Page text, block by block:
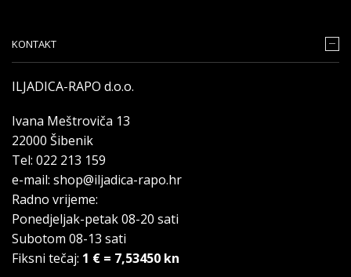
KONTAKT
ILJADICA-RAPO d.o.o.
Ivana Meštroviča 13
22000 Šibenik
Tel: 022 213 159
e-mail: shop@iljadica-rapo.hr
Radno vrijeme:
Ponedjeljak-petak 08-20 sati
Subotom 08-13 sati
Fiksni tečaj: 1 € = 7,53450 kn